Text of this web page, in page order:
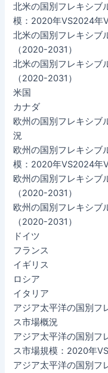
北米の国別フレキシブ
模：2020年VS2024年
北米の国別フレキシブ
（2020-2031）
北米の国別フレキシブ
（2020-2031）
米国
カナダ
欧州の国別フレキシブ
況
欧州の国別フレキシブ
模：2020年VS2024年
欧州の国別フレキシブ
（2020-2031）
欧州の国別フレキシブ
（2020-2031）
ドイツ
フランス
イギリス
ロシア
イタリア
アジア太平洋の国別フ
ス市場概況
アジア太平洋の国別フ
ス市場規模：2020年
アジア太平洋の国別フ